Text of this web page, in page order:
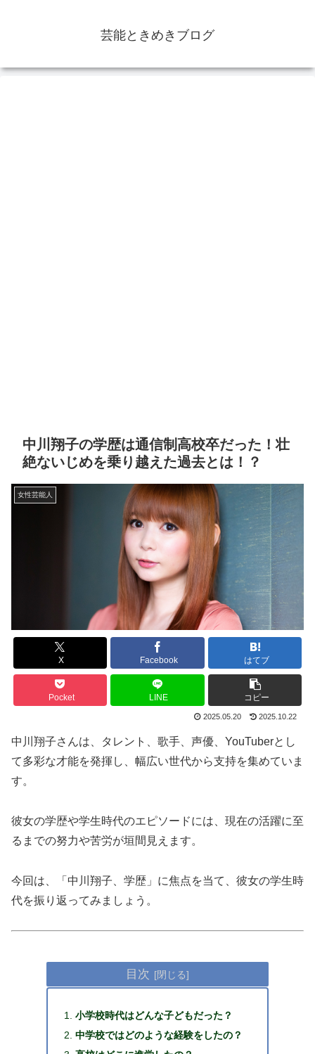
芸能ときめきブログ
中川翔子の学歴は通信制高校卒だった！壮
絶ないじめを乗り越えた過去とは！？
女性芸能人
X Facebook はてブ
Pocket LINE コピー
2025.05.20 2025.10.22
中川翔子さんは、タレント、歌手、声優、YouTuberとし
て多彩な才能を発揮し、幅広い世代から支持を集めていま
す。
彼女の学歴や学生時代のエピソードには、現在の活躍に至
るまでの努力や苦労が垣間見えます。
今回は、「中川翔子、学歴」に焦点を当て、彼女の学生時
代を振り返ってみましょう。
目次
小学校時代はどんな子どもだった？
中学校ではどのような経験をしたの？